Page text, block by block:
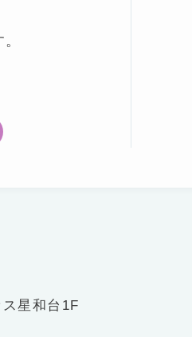
星和台1F